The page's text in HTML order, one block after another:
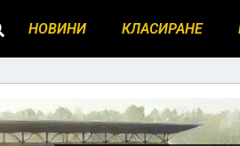
НОВИНИ КЛАСИРАНЕ